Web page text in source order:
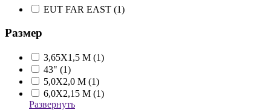
EUT FAR EAST (1)
Размер
3,65Х1,5 М (1)
43" (1)
5,0Х2,0 М (1)
6,0Х2,15 М (1)
Развернуть